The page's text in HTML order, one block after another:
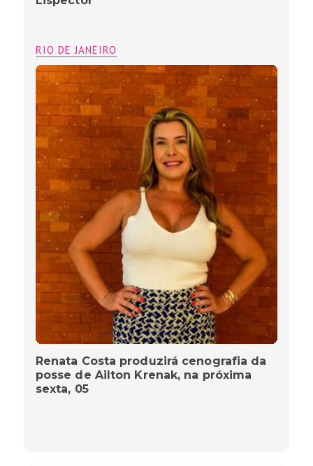
RIO DE JANEIRO
Renata Costa produzirá cenografia da
posse de Ailton Krenak, na próxima
sexta, 05